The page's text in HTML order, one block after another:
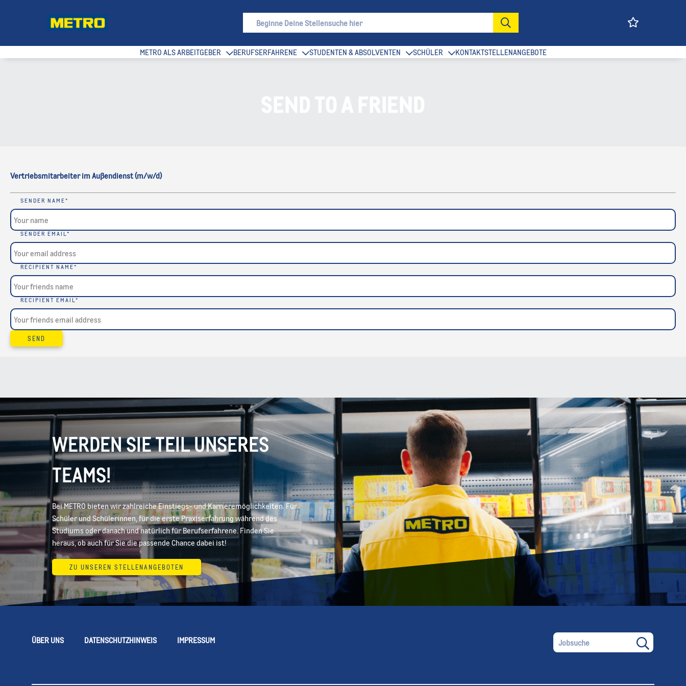
METRO ALS ARBEITGEBER BERUFSERFAHRENE STUDENTEN & ABSOLVENTEN SCHÜLER KONTAKTSTELLENANGEBOTE
Vertriebsmitarbeiter im Außendienst (m/w/d)
SENDER NAME*
SENDER EMAIL*
RECIPIENT NAME*
RECIPIENT EMAIL*
SEND
WERDEN SIE TEIL UNSERES
TEAMS!
Bei METRO bieten wir zahlreiche Einstiegs- und Karrieremöglichkeiten. Für
Schüler und Schülerinnen, für die erste Praxiserfahrung während des
Studiums oder danach und natürlich für Berufserfahrene. Finden Sie
heraus, ob auch für Sie die passende Chance dabei ist!
ZU UNSEREN STELLENANGEBOTEN
ÜBER UNS DATENSCHUTZHINWEIS IMPRESSUM